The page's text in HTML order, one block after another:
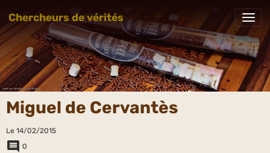
Chercheurs de vérités
Miguel de Cervantès
Le 14/02/2015
0